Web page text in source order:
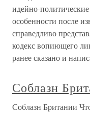
идейно-
особенности после
справедливо
кодекс вопиющего
ранее сказано и
Соблазн
Соблазн Британии